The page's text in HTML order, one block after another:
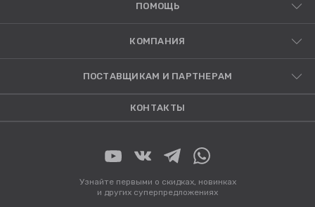
ПОМОЩЬ
КОМПАНИЯ
ПОСТАВЩИКАМ И ПАРТНЕРАМ
КОНТАКТЫ
Узнайте первыми о скидках, новинках
и других суперпредложениях